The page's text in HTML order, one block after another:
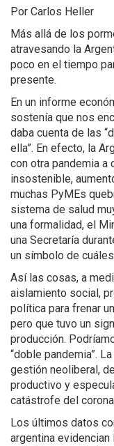
Por Carlos Heller
Más allá de los
atravesando la
poco en el tiempo
presente.
En un informe
sostenía que nos
daba cuenta de las
ella”. En efecto, la
con otra pandemia a
insostenible,
muchas PyMEs
sistema de salud
una formalidad, el
una Secretaría
un símbolo de
Así las cosas, a
aislamiento social,
política para frenar
pero que tuvo un
producción.
“doble pandemia”.
gestión neoliberal,
productivo y
catástrofe del
Los últimos datos
argentina